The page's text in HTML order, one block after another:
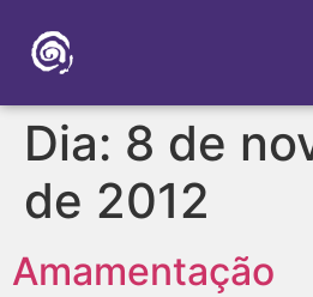
Dia: 8 de
de 2012
Amamentação